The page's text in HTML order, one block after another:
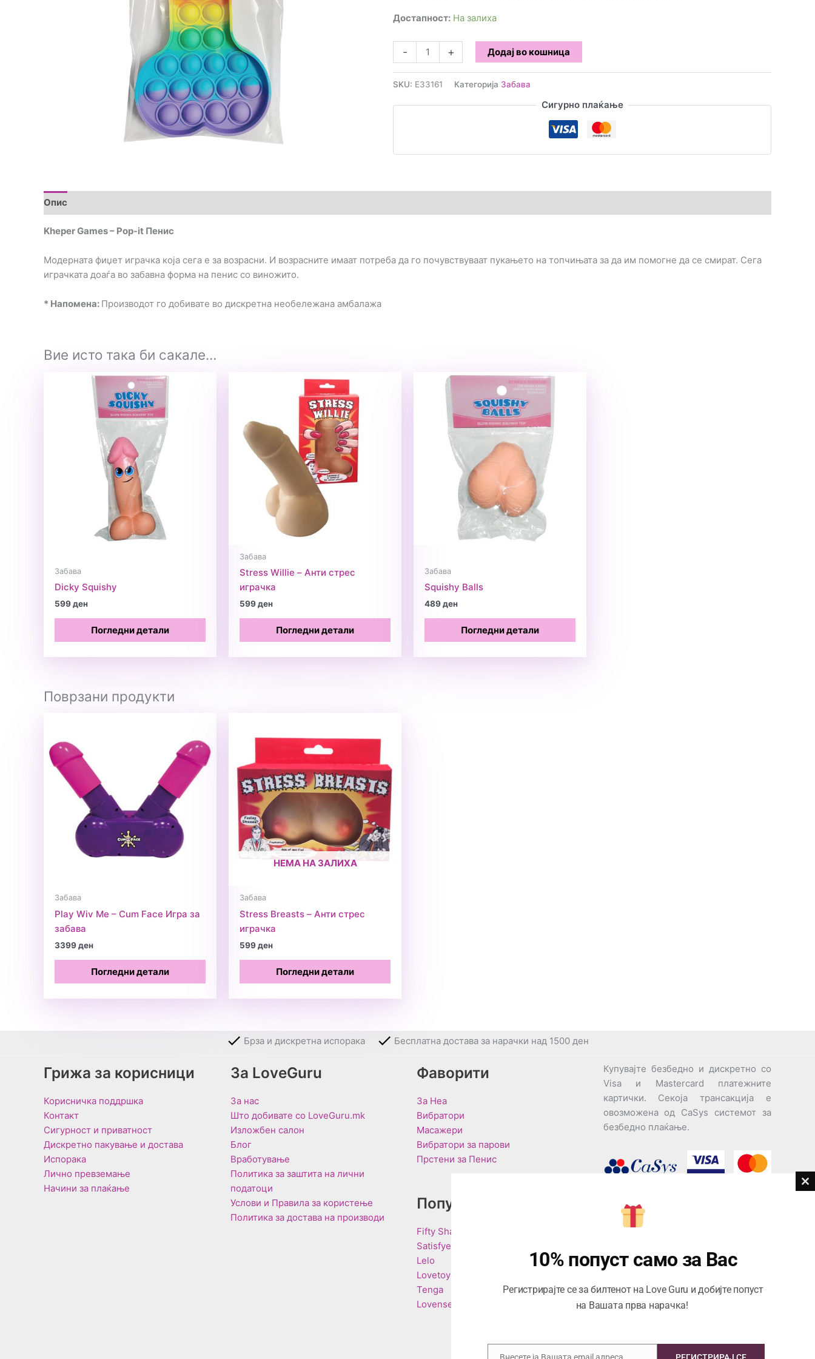
Достапност: На залиха
-
Games
-
Pop-
it
+ Додај во кошница
SKU: E33161 Категорија Забава
Сигурно плаќање
Опис
Kheper Games – Pop-it Пенис
Модерната фиџет играчка која сега е за возрасни. И возрасните имаат потреба да го почувствуваат пукањето на топчињата за да им помогне да се смират. Сега
играчката доаѓа во забавна форма на пенис со виножито.
* Напомена: Производот го добивате во дискретна необележана амбалажа
Вие исто така би сакале…
Забава
Dicky Squishy
599ден
Погледни детали
Забава
Stress Willie – Анти стрес
играчка
599ден
Погледни детали
Забава
Squishy Balls
489ден
Погледни детали
Поврзани продукти
Забава
Play Wiv Me – Cum Face Игра за
забава
3399ден
Погледни детали
НЕМА НА ЗАЛИХА
Забава
Stress Breasts – Анти стрес
играчка
599ден
Погледни детали
Брза и дискретна испорака Бесплатна достава за нарачки над 1500 ден
Грижа за корисници
Корисничка поддршка
Контакт
Сигурност и приватност
Дискретно пакување и достава
Испорака
Лично превземање
Начини за плаќање
За LoveGuru
За нас
Што добивате со LoveGuru.mk
Изложбен салон
Блог
Вработување
Политика за заштита на лични
податоци
Услови и Правила за користење
Политика за достава на производи
Фаворити
За Неа
Вибратори
Масажери
Вибратори за парови
Прстени за Пенис
Популарни Брендови
Fifty Shades of Grey
Satisfyer
Lelo
Lovetoy
Tenga
Lovense
Купувајте безбедно и дискретно со
Visa и Mastercard платежните
картички. Секоја трансакција е
овозможена од CaSys системот за
безбедно плаќање.
Центар за корисници
076945497; 076945498
Email:
contact@loveguru.mk
Саб – Нед: 10-18
10% попуст само за Вас
Регистрирајте се за билтенот на Love Guru и добијте попуст
на Вашата прва нарачка!